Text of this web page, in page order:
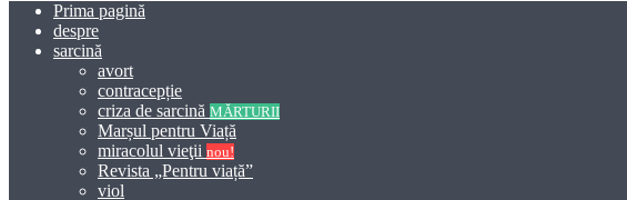
Prima pagină
despre
sarcină
avort
contracepție
criza de sarcină MĂRTURII
Marșul pentru Viață
miracolul vieţii nou!
Revista „Pentru viață”
viol